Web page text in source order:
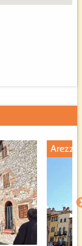
Arezzo